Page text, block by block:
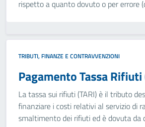
rispetto a quanto dovuto o per errore
TRIBUTI, FINANZE E CONTRAVVENZIONI
Pagamento Tassa Rifiuti
La tassa sui rifiuti (TARI) è il tributo
finanziare i costi relativi al servizio di
smaltimento dei rifiuti ed è dovuta da